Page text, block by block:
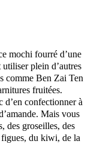
mochi fourré d’une
plein d’autres
comme Ben Zai Ten
fruitées.
confectionner à
Mais vous
des groseilles, des
figues, du kiwi, de la